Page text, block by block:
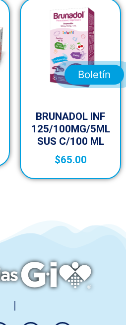
BRUNADOL INF
125/100MG/5ML
SUS C/100 ML
$65.00
Boletín